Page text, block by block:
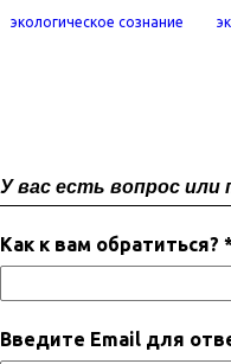
экологическое сознание
У вас есть вопрос или
Как к вам обратиться?
Введите Email для